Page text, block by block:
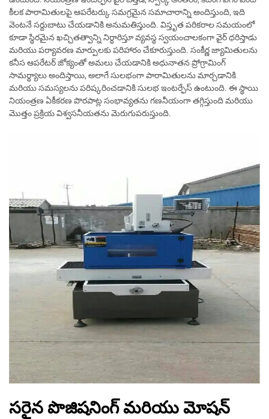
కీలక పారామితులపై ఆపరేటర్కు సమగ్రమైన సమాచారాన్ని అందిస్తుంది, ఇది
వెంటనే సర్దుబాటు చేయడానికి అనుమతిస్తుంది. విస్తృత పరికరాల సమయంలో
కూడా స్థిరమైన ఖచ్చితత్వాన్ని నిర్ధారిస్తూ వ్యవస్థ స్వయంచాలకంగా వైర్ ధరిస్తాడు
మరియు పర్యావరణ మార్పులకు పరిహారం చేకూరుస్తుంది. సంకీర్ణ జ్యామితులను
కనీస ఆపరేటర్ జోక్యంతో అమలు చేయడానికి అధునాతన ప్రోగ్రామింగ్
సామర్థ్యాలు అందిస్తాయి, అలాగే సులభంగా పారామితులను మార్చడానికి
మరియు సమస్యలను పరిష్కరించడానికి సులభ ఇంటర్ఫేస్ ఉంటుంది. ఈ స్థాయి
నియంత్రణ ఏకీకరణ పొరపాట్ల సంభావ్యతను గణనీయంగా తగ్గిస్తుంది మరియు
మొత్తం ప్రక్రియ విశ్వసనీయతను మెరుగుపరుస్తుంది.
సరైన పొజిషనింగ్ మరియు మోషన్